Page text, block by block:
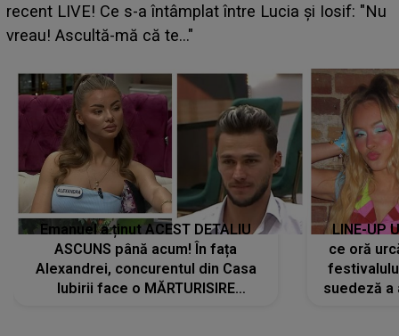
ce i-a spus artista suedeză în culise: „Nu am fost
pregătită...”
Emanuel a ținut ACEST DETALIU
ASCUNS până acum! În fața
Alexandrei, concurentul din Casa
Iubirii face o MĂRTURISIRE
LINE-UP
ce oră
suedeză a